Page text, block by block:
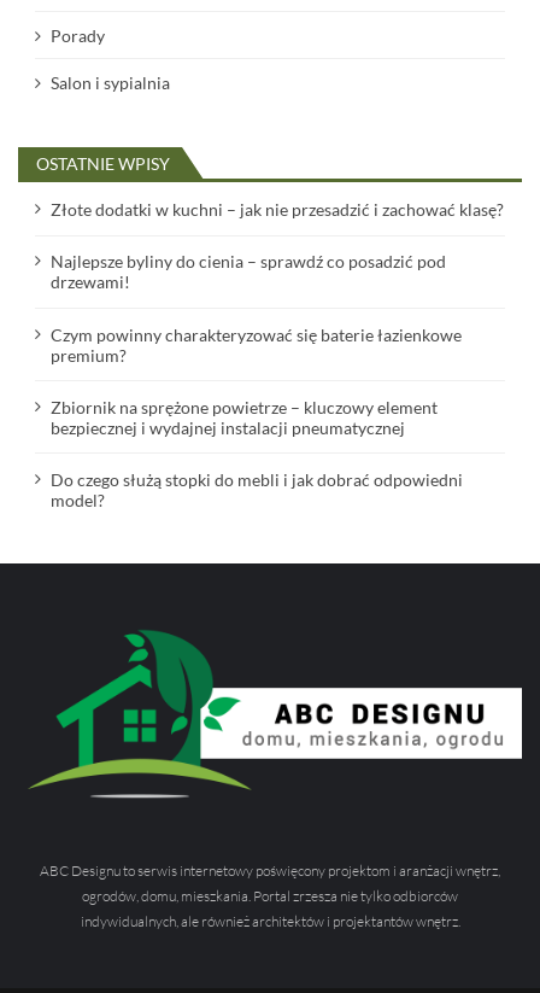
Porady
Salon i sypialnia
OSTATNIE WPISY
Złote dodatki w kuchni – jak nie przesadzić i zachować klasę?
Najlepsze byliny do cienia – sprawdź co posadzić pod
drzewami!
Czym powinny charakteryzować się baterie łazienkowe
premium?
Zbiornik na sprężone powietrze – kluczowy element
bezpiecznej i wydajnej instalacji pneumatycznej
Do czego służą stopki do mebli i jak dobrać odpowiedni
model?
ABC Designu to serwis internetowy poświęcony projektom i aranżacji wnętrz,
ogrodów, domu, mieszkania. Portal zrzesza nie tylko odbiorców
indywidualnych, ale również architektów i projektantów wnętrz.